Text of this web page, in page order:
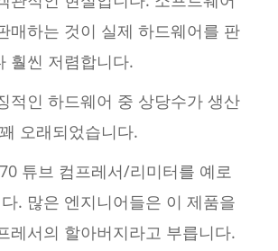
매하는 것이 실제 하드웨어를 판
훨씬 저렴합니다.
적인 하드웨어 중 상당수가 생산
오래되었습니다.
튜브 컴프레서/리미터를 예로
. 많은 엔지니어들은 이 제품을
레서의 할아버지라고 부릅니다.